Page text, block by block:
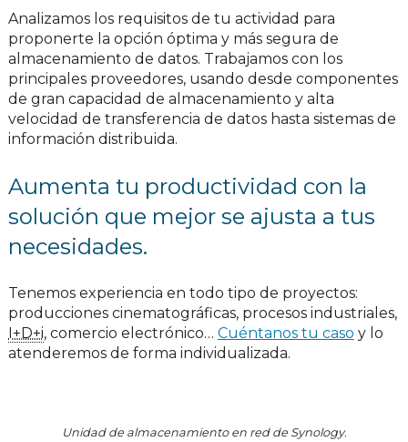
Analizamos los requisitos de tu actividad para
proponerte la opción óptima y más segura de
almacenamiento de datos. Trabajamos con los
principales proveedores, usando desde componentes
de gran capacidad de almacenamiento y alta
velocidad de transferencia de datos hasta sistemas de
información distribuida.
Aumenta tu productividad con la
solución que mejor se ajusta a tus
necesidades.
Tenemos experiencia en todo tipo de proyectos:
producciones cinematográficas, procesos industriales,
I+D+i, comercio electrónico… Cuéntanos tu caso y lo
atenderemos de forma individualizada.
Unidad de almacenamiento en red de Synology.